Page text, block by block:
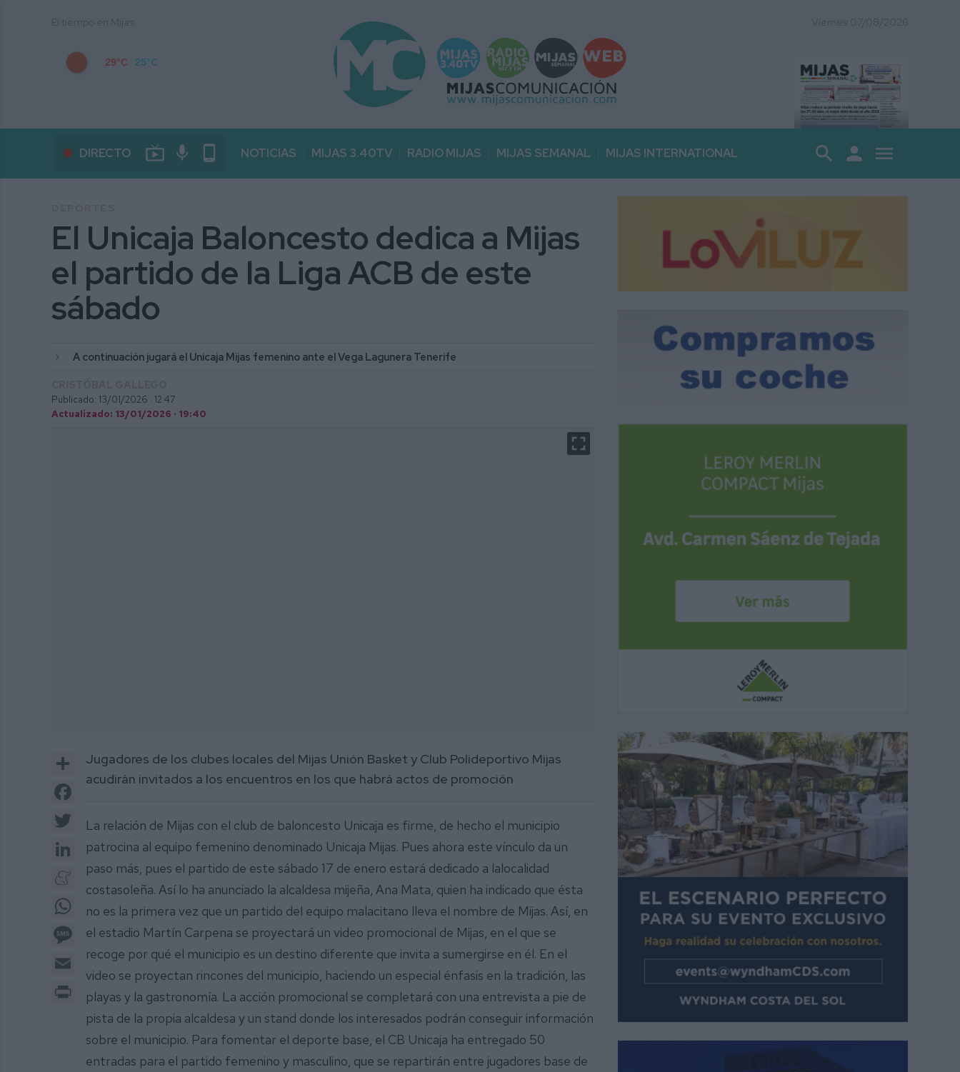
29°C 25°C
DIRECTO live_tv mic phone_android NOTICIAS MIJAS 3.40TV RADIO MIJAS MIJAS SEMANAL MIJAS INTERNATIONAL search person menu
El Unicaja Baloncesto dedica a Mijas
el partido de la Liga ACB de este
sábado
A continuación jugará el Unicaja Mijas femenino ante el Vega Lagunera Tenerife
Publicado: 13/01/2026 · 12:47
Actualizado: 13/01/2026 · 19:40
Share
Facebook
LinkedIn
Meneame
Message
Email
Jugadores de los clubes locales del Mijas Unión Basket y Club Polideportivo Mijas
acudirán invitados a los encuentros en los que habrá actos de promoción
La relación de Mijas con el club de baloncesto Unicaja es firme, de hecho el municipio
patrocina al equipo femenino denominado Unicaja Mijas. Pues ahora este vínculo da un
paso más, pues el partido de este sábado 17 de enero estará dedicado a lalocalidad
costasoleña. Así lo ha anunciado la alcaldesa mijeña, Ana Mata, quien ha indicado que ésta
no es la primera vez que un partido del equipo malacitano lleva el nombre de Mijas. Así, en
el estadio Martín Carpena se proyectará un video promocional de Mijas, en el que se
recoge por qué el municipio es un destino diferente que invita a sumergirse en él. En el
video se proyectan rincones del municipio, haciendo un especial énfasis en la tradición, las
playas y la gastronomía. La acción promocional se completará con una entrevista a pie de
pista de la propia alcaldesa y un stand donde los interesados podrán conseguir información
sobre el municipio. Para fomentar el deporte base, el CB Unicaja ha entregado 50
entradas para el partido femenino y masculino, que se repartirán entre jugadores base de